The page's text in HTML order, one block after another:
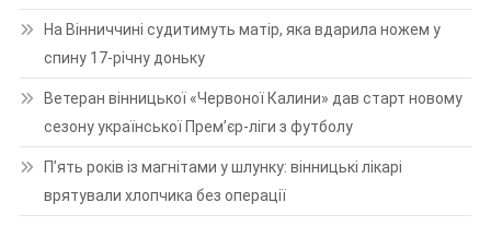
На Вінниччині судитимуть матір, яка вдарила ножем у
спину 17-річну доньку
Ветеран вінницької «Червоної Калини» дав старт новому
сезону української Прем’єр-ліги з футболу
П’ять років із магнітами у шлунку: вінницькі лікарі
врятували хлопчика без операції